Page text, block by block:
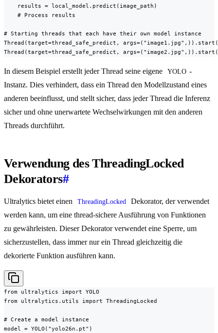
    results = local_model.predict(image_path)
    # Process results
# Starting threads that each have their own model instance
Thread(target=thread_safe_predict,
Thread(target=thread_safe_predict,
In diesem Beispiel erstellt jeder Thread seine eigene YOLO -
Instanz. Dies verhindert, dass ein Thread den Modellzustand eines
anderen beeinflusst, und stellt sicher, dass jeder Thread die Inferenz
sicher und ohne unerwartete Wechselwirkungen mit den anderen
Threads durchführt.
Verwendung des ThreadingLocked
Dekorators#
Ultralytics bietet einen ThreadingLocked
Dekorator, der verwendet
werden kann, um eine thread-sichere Ausführung von Funktionen
zu gewährleisten. Dieser Dekorator verwendet eine Sperre, um
sicherzustellen, dass immer nur ein Thread gleichzeitig die
dekorierte Funktion ausführen kann.
from ultralytics import YOLO
from ultralytics.utils import ThreadingLocked
# Create a model instance
model = YOLO("yolo26n.pt")